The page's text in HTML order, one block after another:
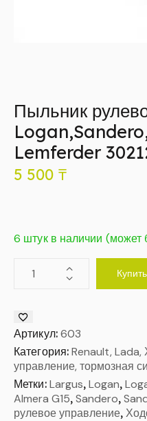
Пыльник
Lemferder
5 500 ₸
6 штук в наличии (может
Артикул: 603
Категория:Renault, Lada,
управление, тормозная
Метки: Largus, Logan,
Almera G15,Sandero,
рулевое управление,